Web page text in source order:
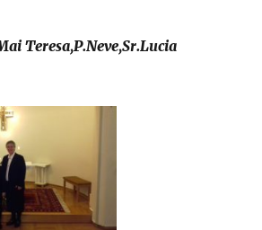
Teresa,P.Neve,Sr.Lucia